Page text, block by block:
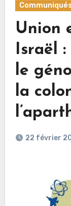
Communiqués
Union
Israël :
le
la
22 février